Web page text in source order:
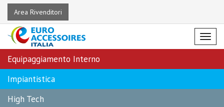
Area Rivenditori
Menu
Equipaggiamento Interno
Impiantistica
High Tech